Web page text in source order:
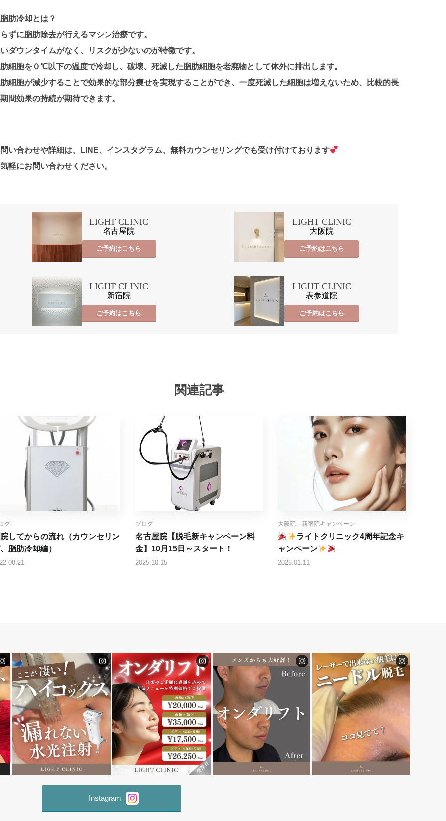
肪冷却とは？
ずに脂肪除去が行えるマシン治療です。
ダウンタイムがなく、リスクが少ないのが特徴です。
細胞を０℃以下の温度で冷却し、破壊、死滅した脂肪細胞を老廃物として体外に排出します。
細胞が減少することで効果的な部分痩せを実現することができ、一度死滅した細胞は増えないため、比較的長
間効果の持続が期待できます。
い合わせや詳細は、LINE、インスタグラム、無料カウンセリングでも受け付けております
軽にお問い合わせください。
LIGHT CLINIC
名古屋院
ご予約はこちら
LIGHT CLINIC
大阪院
ご予約はこちら
LIGHT CLINIC
新宿院
ご予約はこちら
LIGHT CLINIC
表参道院
ご予約はこちら
関連記事
グ
してからの流れ（カウンセリン
脂肪冷却編）
ブログ
名古屋院【脱毛新キャンペーン料
金】10月15日～スタート！
2025.10.15
大阪院、新宿院キャンペーン
ライトクリニック4周年記念キ
ャンペーン
2026.01.11
Instagram